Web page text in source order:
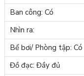
Ban công: Có
Nhìn ra:
Bể bơi/ Phòng tập: Có
Đồ đạc: Đầy đủ